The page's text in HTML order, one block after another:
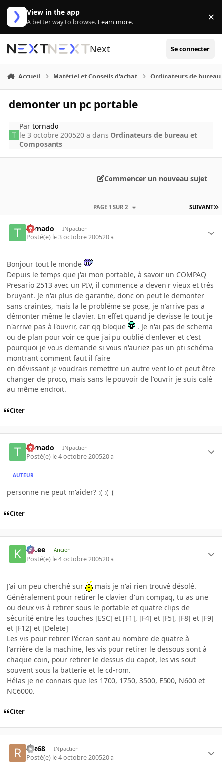
Aller au contenu
View in the app
A better way to browse. Learn more. ×
Next Se connecter
Accueil Matériel et Conseils d'achat Ordinateurs de bureau
demonter un pc portable
Partornado
le 3 octobre 200520 a dans Ordinateurs de bureau et
Composants
Commencer un nouveau sujet
SUIVANT
PAGE 1 SUR 2
tornado INpactien
Posté(e) le 3 octobre 200520 a
Bonjour tout le monde
Depuis le temps que j'ai mon portable, à savoir un COMPAQ
Presario 2513 avec un PIV, il commence a devenir vieux et trés
bruyant. Je n'ai plus de garantie, donc on peut le demonter
sans craintes, mais la le probléme se pose, je n'arrive pas a
démonter même le clavier. En effet quand je devisse le tout je
n'arrive pas à l'ouvrir, car qq bloque
. Je n'ai pas de schema
ou de plan pour voir ce que j'ai pu oublié d'enlever et c'est
pourquoi je vous demande si vous n'auriez pas un pti schéma
montrant comment faut il faire.
en dévissant je voudrais remettre un autre ventilo et peut être
changer de proco, mais sans le pouvoir de l'ouvrir je suis calé
au même endroit.
Citer
tornado INpactien
Posté(e) le 4 octobre 200520 a
AUTEUR
personne ne peut m'aider? :( :( :(
Citer
K-Lee Ancien
Posté(e) le 4 octobre 200520 a
J'ai un peu cherché sur
mais je n'ai rien trouvé désolé.
Généralement pour retirer le clavier d'un compaq, tu as une
ou deux vis à retirer sous le portable et quatre clips de
sécurité entre les touches [ESC] et [F1], [F4] et [F5], [F8] et [F9]
et [F12] et [Delete]
Les vis pour retirer l'écran sont au nombre de quatre à
l'arrière de la machine, les vis pour retirer le dessous sont à
chaque coin, pour retirer le dessus du capot, les vis sout
souvent sous la batterie et le cd-rom.
Hélas je ne connais que les 1700, 1750, 3500, E500, N600 et
NC6000.
Citer
rgz68 INpactien
Posté(e) le 4 octobre 200520 a